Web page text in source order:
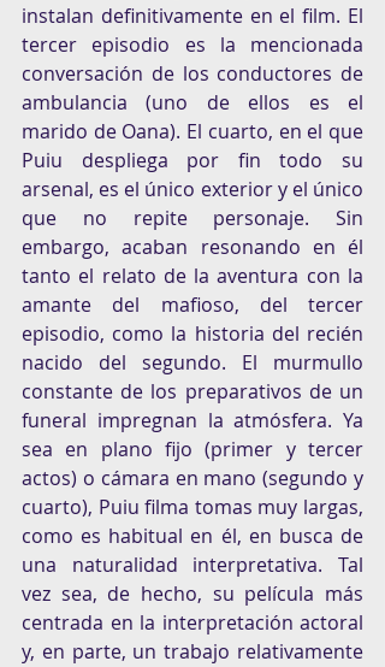
instalan definitivamente en el film. El
tercer episodio es la mencionada
conversación de los conductores de
ambulancia (uno de ellos es el
marido de Oana). El cuarto, en el que
Puiu despliega por fin todo su
arsenal, es el único exterior y el único
que no repite personaje. Sin
embargo, acaban resonando en él
tanto el relato de la aventura con la
amante del mafioso, del tercer
episodio, como la historia del recién
nacido del segundo. El murmullo
constante de los preparativos de un
funeral impregnan la atmósfera. Ya
sea en plano fijo (primer y tercer
actos) o cámara en mano (segundo y
cuarto), Puiu filma tomas muy largas,
como es habitual en él, en busca de
una naturalidad interpretativa. Tal
vez sea, de hecho, su película más
centrada en la interpretación actoral
y, en parte, un trabajo relativamente